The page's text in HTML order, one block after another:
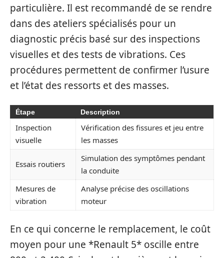
particulière. Il est recommandé de se rendre
dans des ateliers spécialisés pour un
diagnostic précis basé sur des inspections
visuelles et des tests de vibrations. Ces
procédures permettent de confirmer l’usure
et l’état des ressorts et des masses.
Étape Description
Inspection
visuelle
Vérification des fissures et jeu entre
les masses
Essais routiers
Simulation des symptômes pendant
la conduite
Mesures de
vibration
Analyse précise des oscillations
moteur
En ce qui concerne le remplacement, le coût
moyen pour une *Renault 5* oscille entre